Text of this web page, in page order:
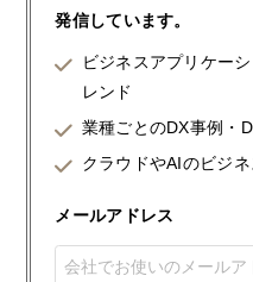
発信しています。
ビジネスアプリケー
レンド
業種ごとのDX事例・
クラウドやAIのビジ
メールアドレス